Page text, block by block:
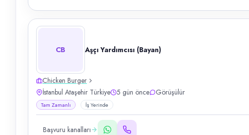
CB Aşçı Yardımcısı (Bayan)
Chicken Burger
İstanbul Ataşehir Türkiye
5 gün önce Görüşülür
Tam Zamanlı İş Yerinde
Başvuru kanalları